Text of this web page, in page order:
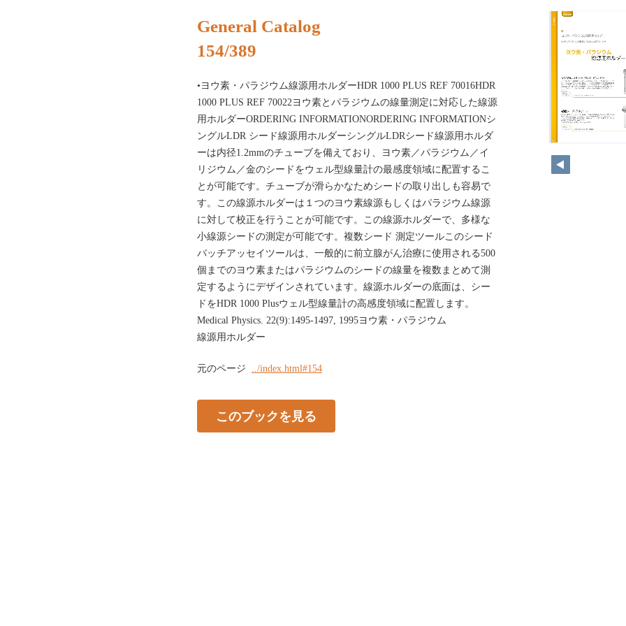
138
General Catalog
154/389
•ヨウ素・パラジウム線源用ホルダーHDR 1000 PLUS REF 70016HDR
1000 PLUS REF 70022ヨウ素とパラジウムの線量測定に対応した線源
用ホルダーORDERING INFORMATIONORDERING INFORMATIONシ
ングルLDR シード線源用ホルダーシングルLDRシード線源用ホルダ
ーは内径1.2mmのチューブを備えており、ヨウ素／パラジウム／イ
リジウム／金のシードをウェル型線量計の最感度領域に配置するこ
とが可能です。チューブが滑らかなためシードの取り出しも容易で
す。この線源ホルダーは１つのヨウ素線源もしくはパラジウム線源
に対して校正を行うことが可能です。この線源ホルダーで、多様な
小線源シードの測定が可能です。複数シード 測定ツールこのシード
バッチアッセイツールは、一般的に前立腺がん治療に使用される500
個までのヨウ素またはパラジウムのシードの線量を複数まとめて測
定するようにデザインされています。線源ホルダーの底面は、シー
ドをHDR 1000 Plusウェル型線量計の高感度領域に配置します。
Medical Physics. 22(9):1495-1497, 1995ヨウ素・パラジウム
線源用ホルダー
元のページ ../index.html#154
このブックを見る